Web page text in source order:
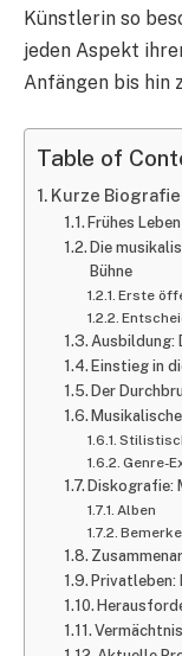
Künstlerin so
jeden Aspekt
Anfängen bis hin
Table of
Kurze Biografie
Frühes
Die
Bühne
Erste
Ausbildung:
Einstieg in
Der
Genre-
Diskografie:
Alben
Privatleben: